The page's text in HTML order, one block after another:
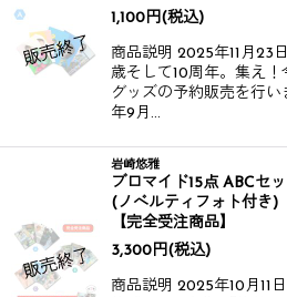
1,100 円(税込)
商品説明 2025年11月23
歳そして10周年。集え！
グッズの予約販売を行
年9月…
岩崎悠雅
ブロマイド15点 ABCセ
(ノベルティフォト付き)
【完全受注商品】
3,300 円(税込)
商品説明 2025年10月11